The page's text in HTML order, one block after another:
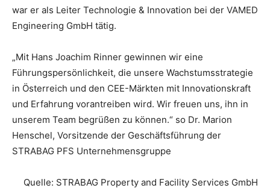
war er als Leiter Technologie & Innovation bei der VAMED
Engineering GmbH tätig.
„Mit Hans Joachim Rinner gewinnen wir eine
Führungspersönlichkeit, die unsere Wachstumsstrategie
in Österreich und den CEE-Märkten mit Innovationskraft
und Erfahrung vorantreiben wird. Wir freuen uns, ihn in
unserem Team begrüßen zu können.“ so Dr. Marion
Henschel, Vorsitzende der Geschäftsführung der
STRABAG PFS Unternehmensgruppe
Quelle: STRABAG Property and Facility Services GmbH